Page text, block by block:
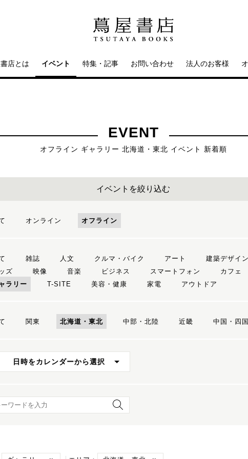
店とは イベント 特集・記事 お問い合わせ 法人のお客様
EVENT
オフライン ギャラリー 北海道・東北 イベント 新着順
イベントを絞り込む
オンライン オフライン
雑誌 人文 クルマ・バイク アート 建築デザイン
ズ
映像 音楽 ビジネス スマートフォン カフェ
ラリー
T-SITE 美容・健康 家電 アウトドア
関東 北海道・東北 中部・北陸 近畿 中国・四国
日時をカレンダーから選択
ワード検索